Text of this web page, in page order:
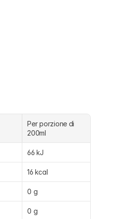
Per porzione di
200ml
66 kJ
16 kcal
0 g
0 g